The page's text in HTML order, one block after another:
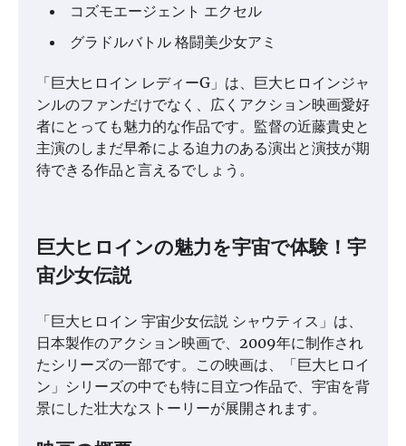
コズモエージェント エクセル
グラドルバトル 格闘美少女アミ
「巨大ヒロイン レディーG」は、巨大ヒロインジャ
ンルのファンだけでなく、広くアクション映画愛好
者にとっても魅力的な作品です。監督の近藤貴史と
主演のしまだ早希による迫力のある演出と演技が期
待できる作品と言えるでしょう。
巨大ヒロインの魅力を宇宙で体験！宇
宙少女伝説
「巨大ヒロイン 宇宙少女伝説 シャウティス」は、
日本製作のアクション映画で、2009年に制作され
たシリーズの一部です。この映画は、「巨大ヒロイ
ン」シリーズの中でも特に目立つ作品で、宇宙を背
景にした壮大なストーリーが展開されます。